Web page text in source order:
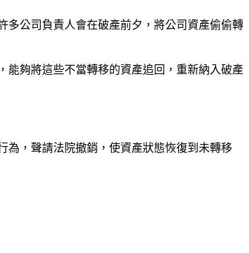
多公司負責人會在破產前夕，將公司資產偷偷轉
，能夠將這些不當轉移的資產追回，重新納入破產
為，聲請法院撤銷，使資產狀態恢復到未轉移